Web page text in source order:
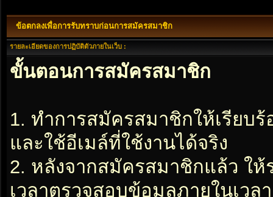
ข้อตกลงเพื่อการรับทราบก่อนการสมัครสมาชิก
รายละเอียดของการปฏิบัติตัวภายในเว็บ :
ขั้นตอนการสมัครสมาชิก
1. ทำการสมัครสมาชิกให้เรียบ
และใช้อีเมล์ที่ใช้งานได้จริง
2. หลังจากสมัครสมาชิกแล้ว ใ
เวลาตรวจสอบข้อมูลภายในเว